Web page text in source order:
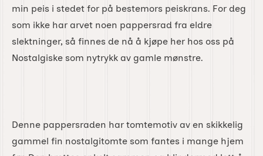
min peis i stedet for på bestemors peiskrans. For deg
som ikke har arvet noen pappersrad fra eldre
slektninger, så finnes de nå å kjøpe her hos oss på
Nostalgiske som nytrykk av gamle mønstre.
Denne pappersraden har tomtemotiv av en skikkelig
gammel fin nostalgitomte som fantes i mange hjem